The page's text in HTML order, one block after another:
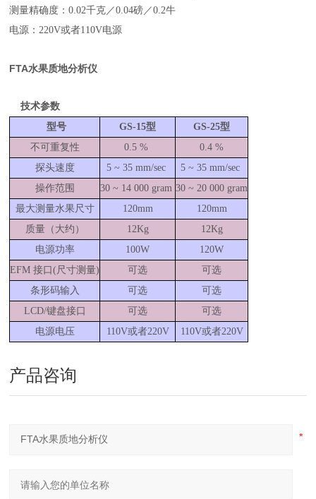
测量精确度：0.02千克／0.04磅／0.2牛
电源：220V或者110V电源
FTA水果质地分析仪
技术参数
型号
GS-15型 GS-25型
不可重复性
0.5 %
0.4 %
探头速度
5 ~ 35 mm/sec
5 ~ 35 mm/sec
操作范围
30 ~ 14 000 gram 30 ~ 20 000 gram
最大测量水果尺寸
120mm
120mm
质量（大约）
12Kg
12Kg
电源功率
100W
120W
EFM接口( 尺寸测量) 可选
可选
条形码输入
可选
可选
LCD/键盘接口 可选
可选
电源电压
110V或者220V 110V或者220V
产品咨询